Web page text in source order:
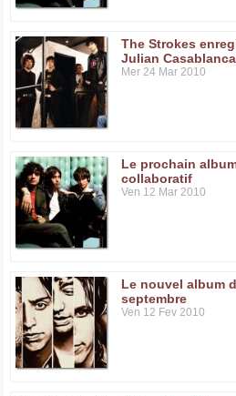
The Strokes
Julian
Mer 24 Mar 2010
Le prochain
collaboratif
Ven 12 Mar 2010
Le nouvel album
septembre
Ven 12 Fev 2010